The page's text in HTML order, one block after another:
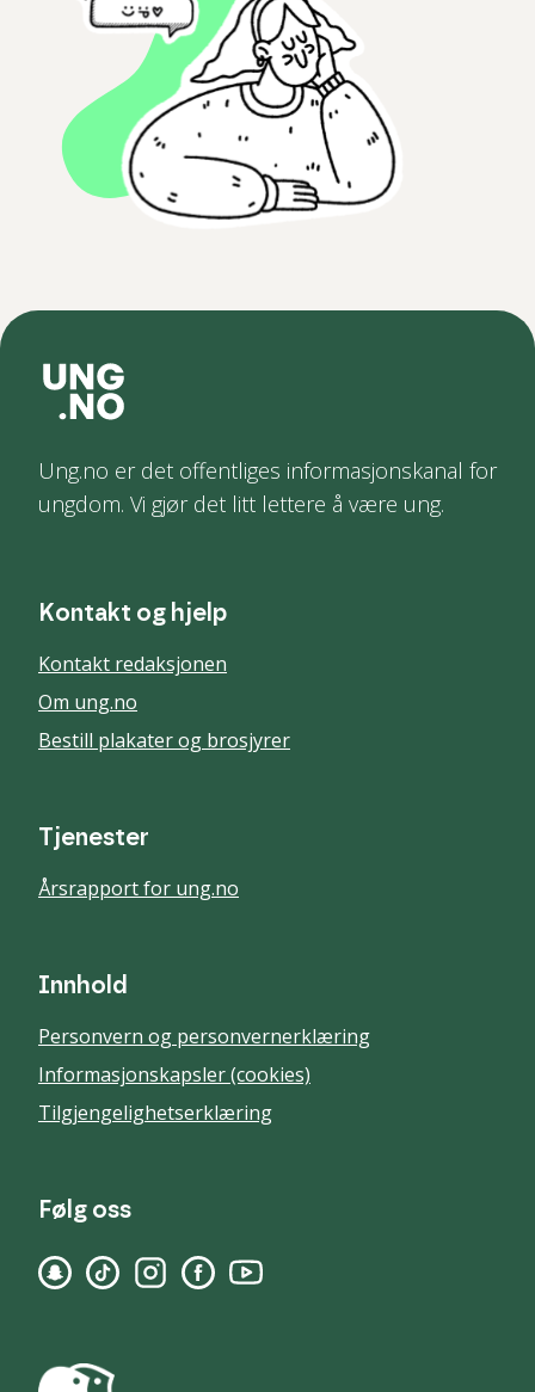
Ung.no er det offentliges informasjonskanal for
ungdom. Vi gjør det litt lettere å være ung.
Kontakt og hjelp
Kontakt redaksjonen
Om ung.no
Bestill plakater og brosjyrer
Tjenester
Årsrapport for ung.no
Innhold
Personvern og personvernerklæring
Informasjonskapsler (cookies)
Tilgjengelighetserklæring
Følg oss